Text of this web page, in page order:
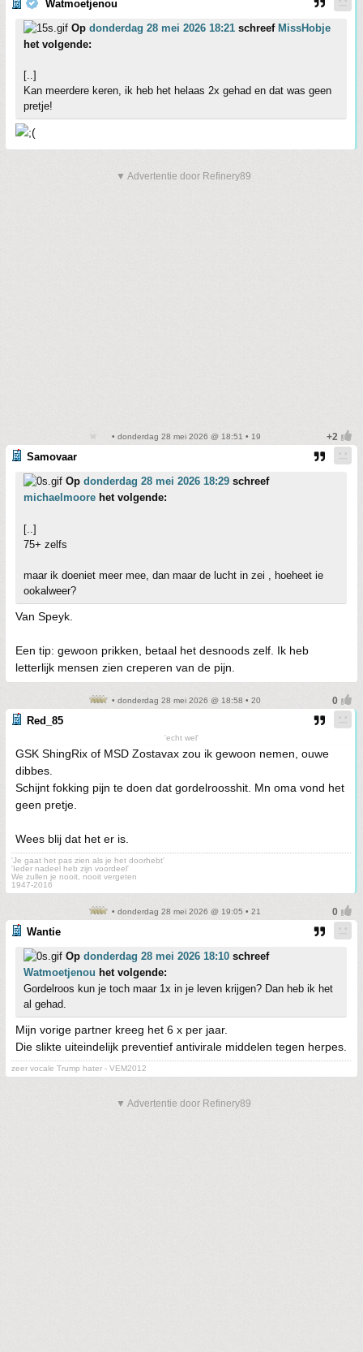
Watmoetjenou
Op donderdag 28 mei 2026 18:21 schreef MissHobje
het volgende:
[..]
Kan meerdere keren, ik heb het helaas 2x gehad en dat was geen
pretje!
▼ Advertentie door Refinery89
• donderdag 28 mei 2026 @ 18:51 • 19
Samovaar
Op donderdag 28 mei 2026 18:29 schreef
michaelmoore het volgende:
[..]
75+ zelfs
maar ik doeniet meer mee, dan maar de lucht in zei , hoeheet ie
ookalweer?
Van Speyk.
Een tip: gewoon prikken, betaal het desnoods zelf. Ik heb
letterlijk mensen zien creperen van de pijn.
• donderdag 28 mei 2026 @ 18:58 • 20
Red_85
'echt wel'
GSK ShingRix of MSD Zostavax zou ik gewoon nemen, ouwe
dibbes.
Schijnt fokking pijn te doen dat gordelroosshit. Mn oma vond het
geen pretje.
Wees blij dat het er is.
'Je gaat het pas zien als je het doorhebt'
'Ieder nadeel heb zijn voordeel'
We zullen je nooit, nooit vergeten
1947-2016
• donderdag 28 mei 2026 @ 19:05 • 21
Wantie
Op donderdag 28 mei 2026 18:10 schreef
Watmoetjenou het volgende:
Gordelroos kun je toch maar 1x in je leven krijgen? Dan heb ik het
al gehad.
Mijn vorige partner kreeg het 6 x per jaar.
Die slikte uiteindelijk preventief antivirale middelen tegen herpes.
zeer vocale Trump hater - VEM2012
▼ Advertentie door Refinery89